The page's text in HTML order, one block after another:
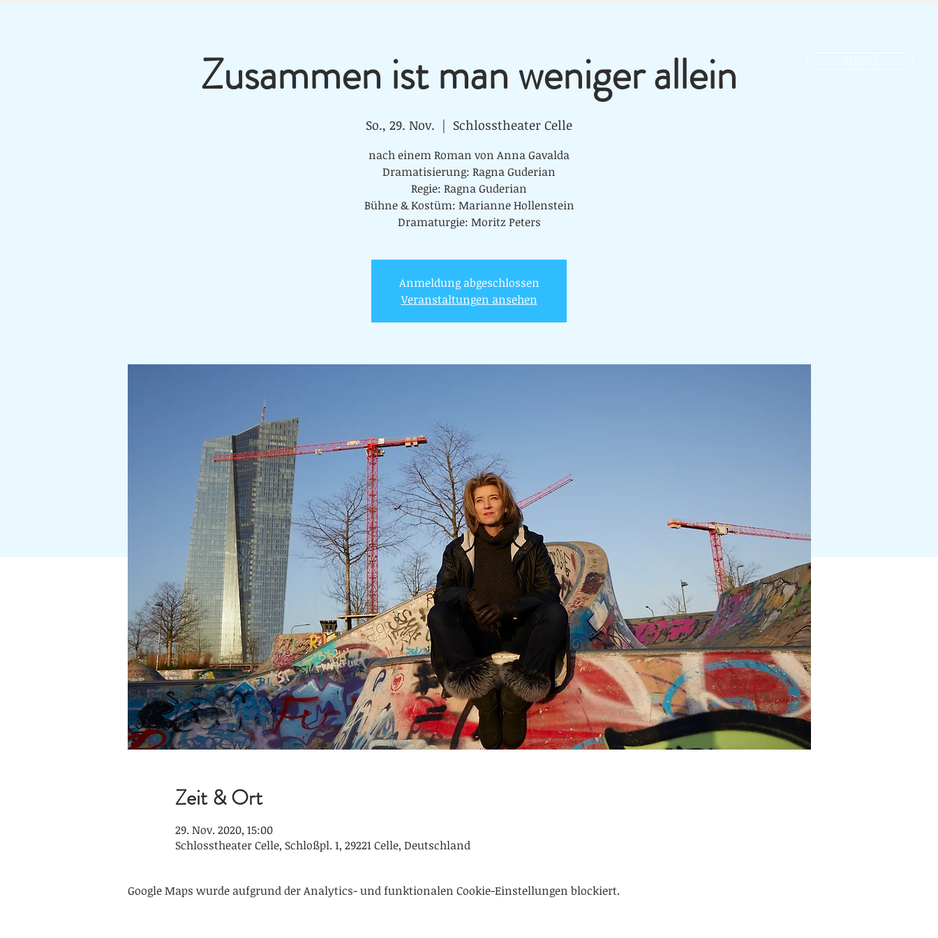
Zusammen ist man weniger allein
So., 29. Nov.
  |
Schlosstheater Celle
nach einem Roman von Anna Gavalda
Dramatisierung: Ragna Guderian
Regie: Ragna Guderian
Bühne & Kostüm: Marianne Hollenstein
Dramaturgie: Moritz Peters
Anmeldung abgeschlossen
Veranstaltungen ansehen
Zeit & Ort
29. Nov. 2020, 15:00
Schlosstheater Celle, Schloßpl. 1, 29221 Celle, Deutschland
Google Maps wurde aufgrund der Analytics- und funktionalen Cookie-Einstellungen blockiert.